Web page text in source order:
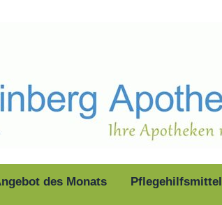
des Monats Pflegehilfsmittel